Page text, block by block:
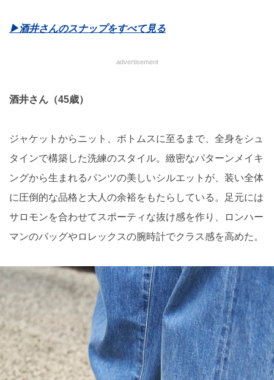
▶酒井さんのスナップをすべて見る
advertisement
酒井さん（45歳）
ジャケットからニット、ボトムスに至るまで、全身をシュ
タインで構築した洗練のスタイル。緻密なパターンメイキ
ングから生まれるパンツの美しいシルエットが、装い全体
に圧倒的な品格と大人の余裕をもたらしている。足元には
サロモンを合わせてスポーティな抜け感を作り、ロンハー
マンのバッグやロレックスの腕時計でクラス感を高めた。